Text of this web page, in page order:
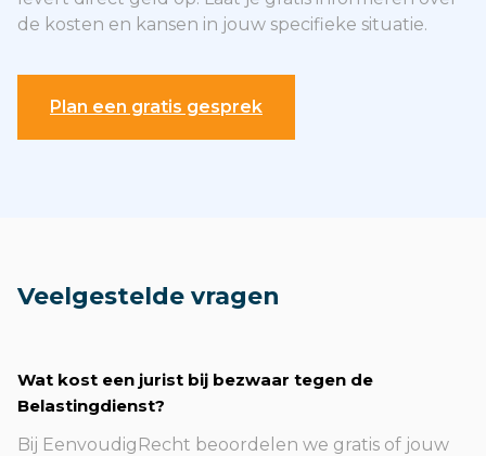
de kosten en kansen in jouw specifieke situatie.
Plan een gratis gesprek
Veelgestelde vragen
Wat kost een jurist bij bezwaar tegen de
Belastingdienst?
Bij EenvoudigRecht beoordelen we gratis of jouw